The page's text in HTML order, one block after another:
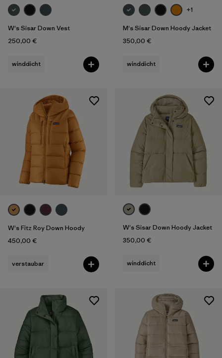
W's Sisar Down Vest
250,00 €
winddicht
+1
M's Sisar Down Hoody Jacket
350,00 €
winddicht
W's Fitz Roy Down Hoody
450,00 €
verstaubar
W's Sisar Down Hoody Jacket
350,00 €
winddicht